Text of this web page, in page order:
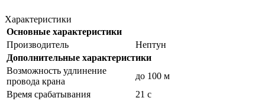
Характеристики
Основные характеристики
Производитель
Нептун
Дополнительные характеристики
Возможность удлинение
провода крана
до 100 м
Время срабатывания
21 с